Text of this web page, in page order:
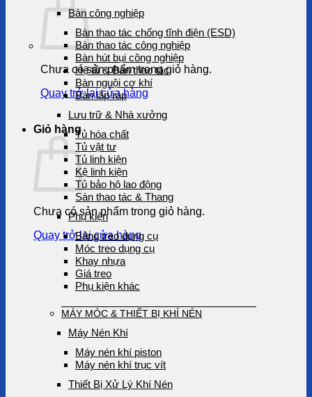
Chưa có sản phẩm trong giỏ hàng.
Quay trở lại cửa hàng
Giỏ hàng
Chưa có sản phẩm trong giỏ hàng.
Quay trở lại cửa hàng
Bàn công nghiệp
Bàn thao tác chống tĩnh điện (ESD)
Bàn thao tác công nghiệp
Bàn hút bụi công nghiệp
Hệ tủ & Bàn thao tác
Bàn nguội cơ khí
Bàn lắp ráp
Lưu trữ & Nhà xưởng
Tủ hóa chất
Tủ vật tư
Tủ linh kiện
Kệ linh kiện
Tủ bảo hộ lao động
Sàn thao tác & Thang
Phụ kiện
Bảng treo dụng cụ
Móc treo dụng cụ
Khay nhựa
Giá treo
Phụ kiện khác
MÁY MÓC & THIẾT BỊ KHÍ NÉN
Máy Nén Khí
Máy nén khí piston
Máy nén khí trục vít
Thiết Bị Xử Lý Khí Nén